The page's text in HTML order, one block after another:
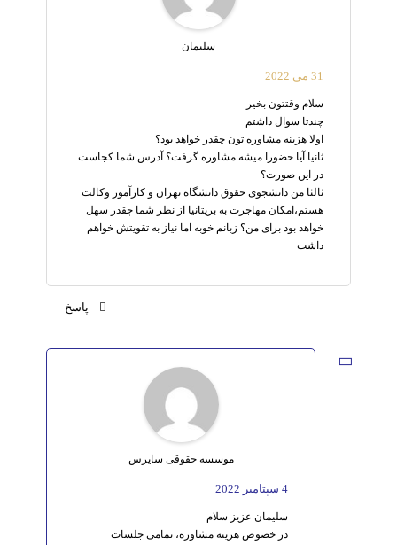
سلیمان
31 می 2022
سلام وقتتون بخیر
چندتا سوال داشتم
اولا هزینه مشاوره تون چقدر خواهد بود؟
ثانیا آیا حضورا میشه مشاوره گرفت؟ آدرس شما کجاست
در این صورت؟
ثالثا من دانشجوی حقوق دانشگاه تهران و کارآموز وکالت
هستم،امکان مهاجرت به بریتانیا از نظر شما چقدر سهل
خواهد بود برای من؟ زبانم خوبه اما نیاز به تقویتش خواهم
داشت
پاسخ
موسسه حقوقی سایرس
4 سپتامبر 2022
سلیمان عزیز سلام
در خصوص هزینه مشاوره، تمامی جلسات